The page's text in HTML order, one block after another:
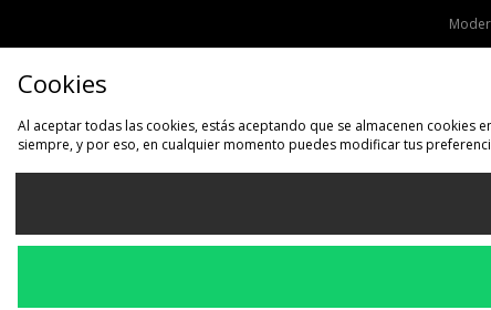
Cookies
Al aceptar todas las cookies, estás aceptando que se almacenen
siempre, y por eso, en cualquier momento puedes modificar tus